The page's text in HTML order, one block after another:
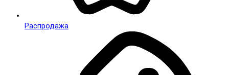
Распродажа